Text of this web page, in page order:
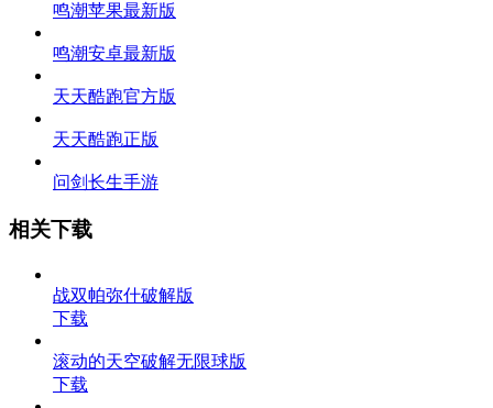
鸣潮苹果最新版
鸣潮安卓最新版
天天酷跑官方版
天天酷跑正版
问剑长生手游
相关下载
战双帕弥什破解版
下载
滚动的天空破解无限球版
下载